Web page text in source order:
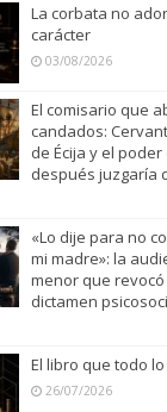
La corbata no
carácter
03/08/2026
El comisario que
candados:
de Écija y el poder
después juzgaría
«Lo dije para no
mi madre»: la
menor que revocó
dictamen
El libro que todo
26/07/2026